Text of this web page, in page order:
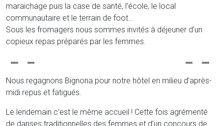
maraichage puis la case de santé, l’école, le local
communautaire et le terrain de foot…
Sous les fromagers nous sommes invités à déjeuner d’un
copieux repas préparés par les femmes.
Nous regagnons Bignona pour notre hôtel en milieu d’après-
midi repus et fatigués.
Le lendemain c’est le même accueil ! Cette fois agrémenté
de danses traditionnelles des femmes et d’un concours de